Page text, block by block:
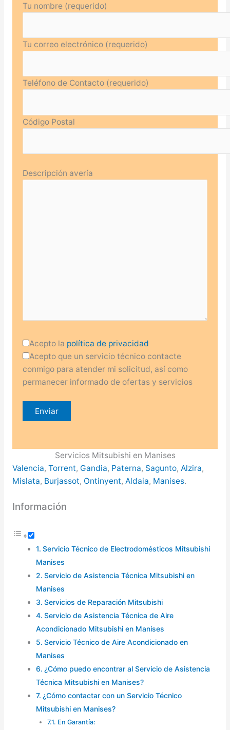
Tu nombre (requerido)
Tu correo electrónico (requerido)
Teléfono de Contacto (requerido)
Código Postal
Descripción avería
Acepto la política de privacidad
Acepto que un servicio técnico contacte
conmigo para atender mi solicitud, así como
permanecer informado de ofertas y servicios
Servicios Mitsubishi en Manises
Valencia, Torrent, Gandia, Paterna, Sagunto, Alzira,
Mislata, Burjassot, Ontinyent, Aldaia, Manises.
Información
Servicio Técnico de Electrodomésticos Mitsubishi
Manises
Servicio de Asistencia Técnica Mitsubishi en
Manises
Servicios de Reparación Mitsubishi
Servicio de Asistencia Técnica de Aire
Acondicionado Mitsubishi en Manises
Servicio Técnico de Aire Acondicionado en
Manises
¿Cómo puedo encontrar al Servicio de Asistencia
Técnica Mitsubishi en Manises?
¿Cómo contactar con un Servicio Técnico
Mitsubishi en Manises?
En Garantía: